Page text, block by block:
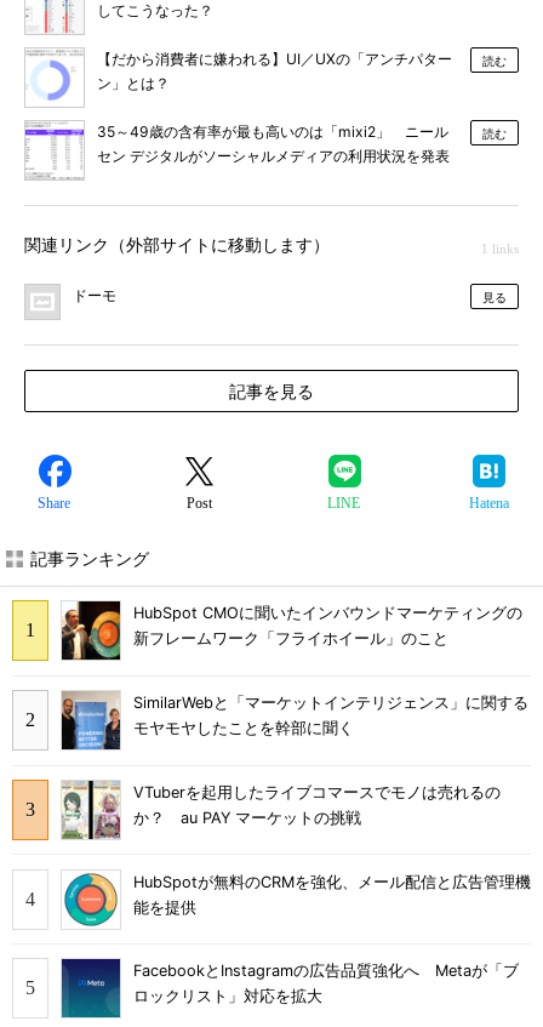
してこうなった？
【だから消費者に嫌われる】UI／UXの「アンチパター
ン」とは？
読む
35～49歳の含有率が最も高いのは「mixi2」 ニール
セン デジタルがソーシャルメディアの利用状況を発表
読む
関連リンク（外部サイトに移動します） 1 links
ドーモ 見る
記事を見る
Share Post LINE Hatena
記事ランキング
HubSpot CMOに聞いたインバウンドマーケティングの
新フレームワーク「フライホイール」のこと
SimilarWebと「マーケットインテリジェンス」に関する
モヤモヤしたことを幹部に聞く
VTuberを起用したライブコマースでモノは売れるの
か？ au PAY マーケットの挑戦
HubSpotが無料のCRMを強化、メール配信と広告管理機
能を提供
FacebookとInstagramの広告品質強化へ Metaが「ブ
ロックリスト」対応を拡大